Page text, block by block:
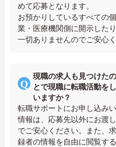
めて応募となります。
お預かりしているすべての
業・医療機関側に開示した
一切ありませんのでご安心く
現職の求人も見つけた
とで現職に転職活動を
いますか？
転職サポートにお申し込み
情報は、応募先以外にお渡
でご安心ください。また、
録者の情報を自由に閲覧す